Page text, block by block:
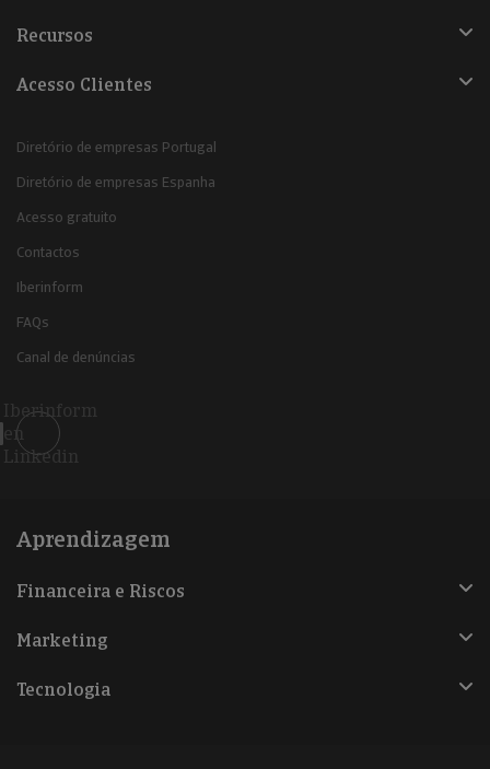
Recursos
Acesso Clientes
Diretório de empresas Portugal
Diretório de empresas Espanha
Acesso gratuito
Contactos
Iberinform
FAQs
Canal de denúncias
Iberinform
en
Linkedin
Aprendizagem
Financeira e Riscos
Marketing
Tecnologia